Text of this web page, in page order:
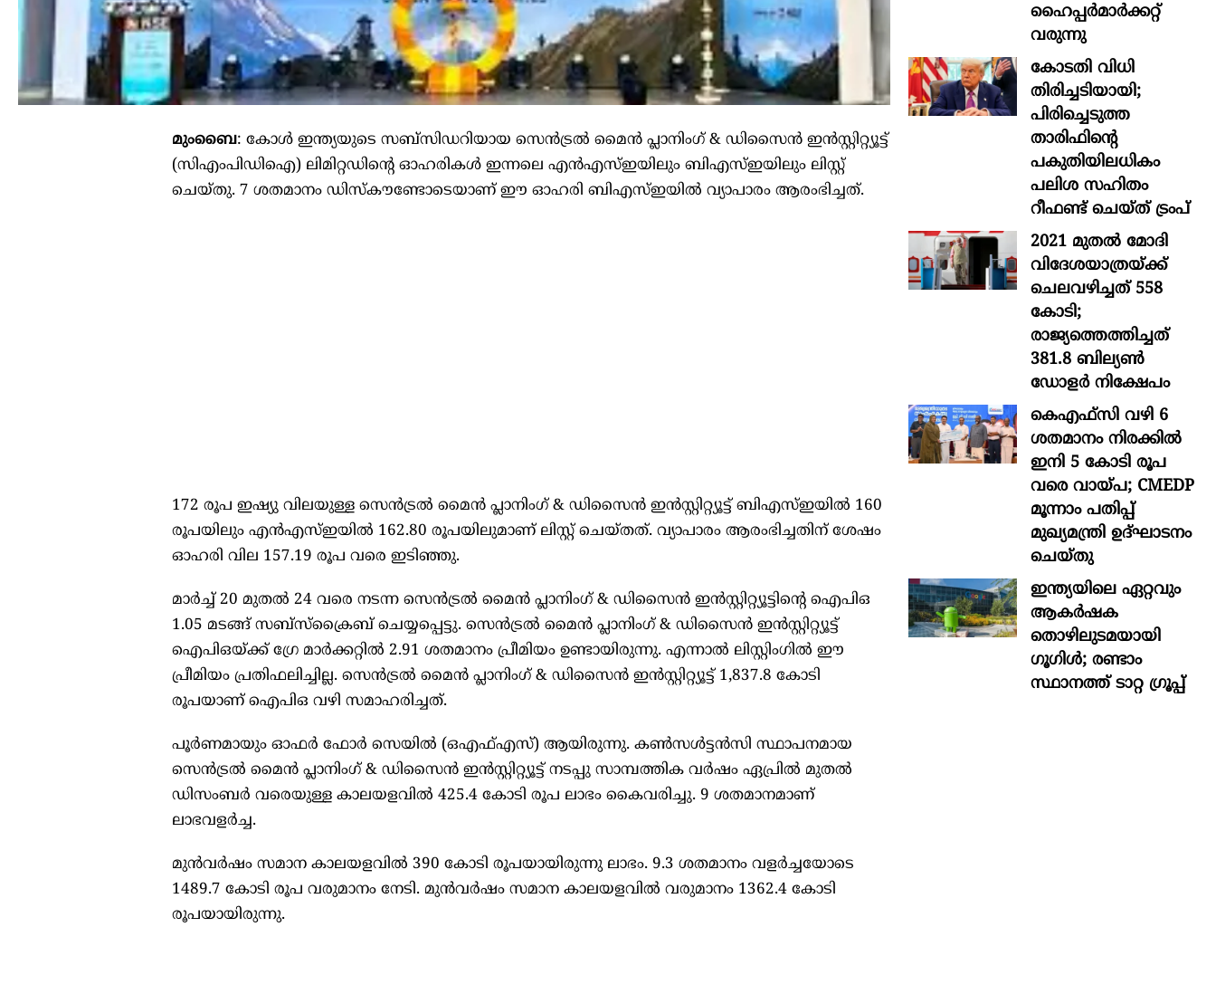
മുംബൈ: കോള്‍ ഇന്ത്യയുടെ സബ്‌സിഡറിയായ സെന്‍ട്രല്‍ മൈന്‍ പ്ലാനിംഗ്‌ & ഡിസൈന്‍ ഇന്‍സ്റ്റിറ്റ്യൂട്ട്‌
(സിഎംപിഡിഐ) ലിമിറ്റഡിന്റെ ഓഹരികള്‍ ഇന്നലെ എന്‍എസ്‌ഇയിലും ബിഎസ്‌ഇയിലും ലിസ്റ്റ്‌
ചെയ്‌തു. 7 ശതമാനം ഡിസ്‌കൗണ്ടോടെയാണ്‌ ഈ ഓഹരി ബിഎസ്‌ഇയില്‍ വ്യാപാരം ആരംഭിച്ചത്.
172 രൂപ ഇഷ്യു വിലയുള്ള സെന്‍ട്രല്‍ മൈന്‍ പ്ലാനിംഗ്‌ & ഡിസൈന്‍ ഇന്‍സ്റ്റിറ്റ്യൂട്ട്‌ ബിഎസ്‌ഇയില്‍ 160
രൂപയിലും എന്‍എസ്‌ഇയില്‍ 162.80 രൂപയിലുമാണ്‌ ലിസ്റ്റ്‌ ചെയ്‌തത്. വ്യാപാരം ആരംഭിച്ചതിന് ശേഷം
ഓഹരി വില 157.19 രൂപ വരെ ഇടിഞ്ഞു.
മാര്‍ച്ച്‌ 20 മുതല്‍ 24 വരെ നടന്ന സെന്‍ട്രല്‍ മൈന്‍ പ്ലാനിംഗ്‌ & ഡിസൈന്‍ ഇന്‍സ്റ്റിറ്റ്യൂട്ടിന്റെ ഐപിഒ
1.05 മടങ്ങ് സബ്‌സ്‌ക്രൈബ് ചെയ്യപ്പെട്ടു. സെന്‍ട്രല്‍ മൈന്‍ പ്ലാനിംഗ്‌ & ഡിസൈന്‍ ഇന്‍സ്റ്റിറ്റ്യൂട്ട്‌
ഐപിഒയ്ക്ക് ഗ്രേ മാര്‍ക്കറ്റില്‍ 2.91 ശതമാനം പ്രീമിയം ഉണ്ടായിരുന്നു. എന്നാല്‍ ലിസ്റ്റിംഗില്‍ ഈ
പ്രീമിയം പ്രതിഫലിച്ചില്ല. സെന്‍ട്രല്‍ മൈന്‍ പ്ലാനിംഗ്‌ & ഡിസൈന്‍ ഇന്‍സ്റ്റിറ്റ്യൂട്ട്‌ 1,837.8 കോടി
രൂപയാണ് ഐപിഒ വഴി സമാഹരിച്ചത്‌.
പൂര്‍ണമായും ഓഫര്‍ ഫോര്‍ സെയില്‍ (ഒഎഫ്‌എസ്‌) ആയിരുന്നു. കണ്‍സള്‍ട്ടന്‍സി സ്ഥാപനമായ
സെന്‍ട്രല്‍ മൈന്‍ പ്ലാനിംഗ്‌ & ഡിസൈന്‍ ഇന്‍സ്റ്റിറ്റ്യൂട്ട്‌ നടപ്പു സാമ്പത്തിക വര്‍ഷം ഏപ്രില്‍ മുതല്‍
ഡിസംബര്‍ വരെയുള്ള കാലയളവില്‍ 425.4 കോടി രൂപ ലാഭം കൈവരിച്ചു. 9 ശതമാനമാണ്
ലാഭവളര്‍ച്ച.
മുന്‍വര്‍ഷം സമാന കാലയളവില്‍ 390 കോടി രൂപയായിരുന്നു ലാഭം. 9.3 ശതമാനം വളര്‍ച്ചയോടെ
1489.7 കോടി രൂപ വരുമാനം നേടി. മുന്‍വര്‍ഷം സമാന കാലയളവില്‍ വരുമാനം 1362.4 കോടി
രൂപയായിരുന്നു.
ഹൈപ്പർമാർക്കറ്റ്
വരുന്നു
കോടതി വിധി
തിരിച്ചടിയായി;
പിരിച്ചെടുത്ത
താരിഫിന്‍റെ
പകുതിയിലധികം
പലിശ സഹിതം
റീഫണ്ട് ചെയ്ത് ട്രംപ്
2021 മുതൽ മോദി
വിദേശയാത്രയ്ക്ക്
ചെലവഴിച്ചത് 558
കോടി;
രാജ്യത്തെത്തിച്ചത്
381.8 ബില്യൺ
ഡോളർ നിക്ഷേപം
കെഎഫ്സി വഴി 6
ശതമാനം നിരക്കിൽ
ഇനി 5 കോടി രൂപ
വരെ വായ്പ; CMEDP
മൂന്നാം പതിപ്പ്
മുഖ്യമന്ത്രി ഉദ്ഘാടനം
ചെയ്തു
ഇന്ത്യയിലെ ഏറ്റവും
ആകര്‍ഷക
തൊഴിലുടമയായി
ഗൂഗിള്‍; രണ്ടാം
സ്ഥാനത്ത് ടാറ്റ ഗ്രൂപ്പ്